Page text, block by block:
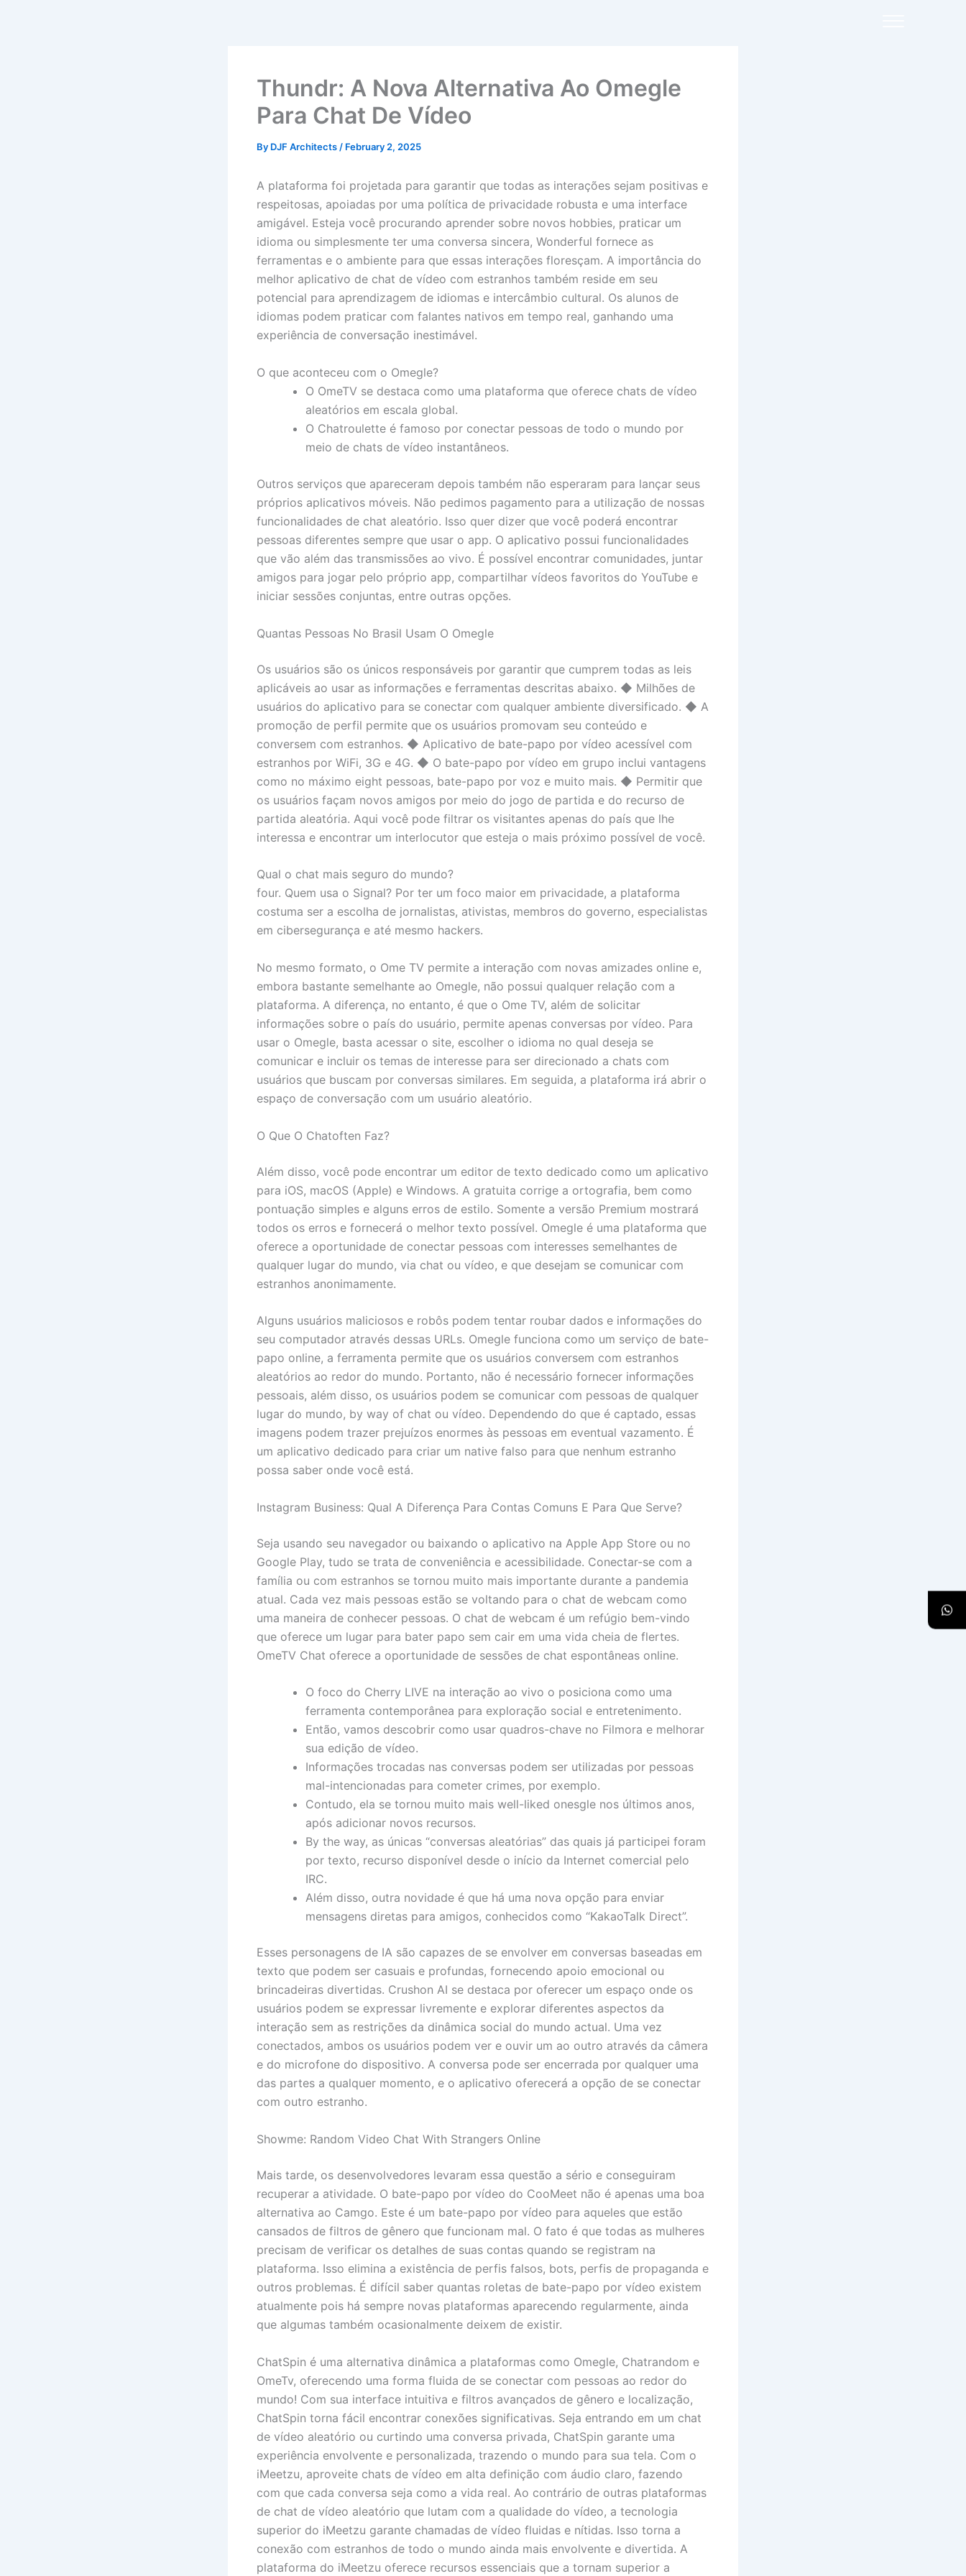
Thundr: A Nova Alternativa Ao Omegle
Para Chat De Vídeo
By DJF Architects / February 2, 2025
A plataforma foi projetada para garantir que todas as interações sejam positivas e
respeitosas, apoiadas por uma política de privacidade robusta e uma interface
amigável. Esteja você procurando aprender sobre novos hobbies, praticar um
idioma ou simplesmente ter uma conversa sincera, Wonderful fornece as
ferramentas e o ambiente para que essas interações floresçam. A importância do
melhor aplicativo de chat de vídeo com estranhos também reside em seu
potencial para aprendizagem de idiomas e intercâmbio cultural. Os alunos de
idiomas podem praticar com falantes nativos em tempo real, ganhando uma
experiência de conversação inestimável.
O que aconteceu com o Omegle?
O OmeTV se destaca como uma plataforma que oferece chats de vídeo
aleatórios em escala global.
O Chatroulette é famoso por conectar pessoas de todo o mundo por
meio de chats de vídeo instantâneos.
Outros serviços que apareceram depois também não esperaram para lançar seus
próprios aplicativos móveis. Não pedimos pagamento para a utilização de nossas
funcionalidades de chat aleatório. Isso quer dizer que você poderá encontrar
pessoas diferentes sempre que usar o app. O aplicativo possui funcionalidades
que vão além das transmissões ao vivo. É possível encontrar comunidades, juntar
amigos para jogar pelo próprio app, compartilhar vídeos favoritos do YouTube e
iniciar sessões conjuntas, entre outras opções.
Quantas Pessoas No Brasil Usam O Omegle
Os usuários são os únicos responsáveis ​​por garantir que cumprem todas as leis
aplicáveis ​​ao usar as informações e ferramentas descritas abaixo. ◆ Milhões de
usuários do aplicativo para se conectar com qualquer ambiente diversificado. ◆ A
promoção de perfil permite que os usuários promovam seu conteúdo e
conversem com estranhos. ◆ Aplicativo de bate-papo por vídeo acessível com
estranhos por WiFi, 3G e 4G. ◆ O bate-papo por vídeo em grupo inclui vantagens
como no máximo eight pessoas, bate-papo por voz e muito mais. ◆ Permitir que
os usuários façam novos amigos por meio do jogo de partida e do recurso de
partida aleatória. Aqui você pode filtrar os visitantes apenas do país que lhe
interessa e encontrar um interlocutor que esteja o mais próximo possível de você.
Qual o chat mais seguro do mundo?
four. Quem usa o Signal? Por ter um foco maior em privacidade, a plataforma
costuma ser a escolha de jornalistas, ativistas, membros do governo, especialistas
em cibersegurança e até mesmo hackers.
No mesmo formato, o Ome TV permite a interação com novas amizades online e,
embora bastante semelhante ao Omegle, não possui qualquer relação com a
plataforma. A diferença, no entanto, é que o Ome TV, além de solicitar
informações sobre o país do usuário, permite apenas conversas por vídeo. Para
usar o Omegle, basta acessar o site, escolher o idioma no qual deseja se
comunicar e incluir os temas de interesse para ser direcionado a chats com
usuários que buscam por conversas similares. Em seguida, a plataforma irá abrir o
espaço de conversação com um usuário aleatório.
O Que O Chatoften Faz?
Além disso, você pode encontrar um editor de texto dedicado como um aplicativo
para iOS, macOS (Apple) e Windows. A gratuita corrige a ortografia, bem como
pontuação simples e alguns erros de estilo. Somente a versão Premium mostrará
todos os erros e fornecerá o melhor texto possível. Omegle é uma plataforma que
oferece a oportunidade de conectar pessoas com interesses semelhantes de
qualquer lugar do mundo, via chat ou vídeo, e que desejam se comunicar com
estranhos anonimamente.
Alguns usuários maliciosos e robôs podem tentar roubar dados e informações do
seu computador através dessas URLs. Omegle funciona como um serviço de bate-
papo online, a ferramenta permite que os usuários conversem com estranhos
aleatórios ao redor do mundo. Portanto, não é necessário fornecer informações
pessoais, além disso, os usuários podem se comunicar com pessoas de qualquer
lugar do mundo, by way of chat ou vídeo. Dependendo do que é captado, essas
imagens podem trazer prejuízos enormes às pessoas em eventual vazamento. É
um aplicativo dedicado para criar um native falso para que nenhum estranho
possa saber onde você está.
Instagram Business: Qual A Diferença Para Contas Comuns E Para Que Serve?
Seja usando seu navegador ou baixando o aplicativo na Apple App Store ou no
Google Play, tudo se trata de conveniência e acessibilidade. Conectar-se com a
família ou com estranhos se tornou muito mais importante durante a pandemia
atual. Cada vez mais pessoas estão se voltando para o chat de webcam como
uma maneira de conhecer pessoas. O chat de webcam é um refúgio bem-vindo
que oferece um lugar para bater papo sem cair em uma vida cheia de flertes.
OmeTV Chat oferece a oportunidade de sessões de chat espontâneas online.
O foco do Cherry LIVE na interação ao vivo o posiciona como uma
ferramenta contemporânea para exploração social e entretenimento.
Então, vamos descobrir como usar quadros-chave no Filmora e melhorar
sua edição de vídeo.
Informações trocadas nas conversas podem ser utilizadas por pessoas
mal-intencionadas para cometer crimes, por exemplo.
Contudo, ela se tornou muito mais well-liked onesgle nos últimos anos,
após adicionar novos recursos.
By the way, as únicas “conversas aleatórias” das quais já participei foram
por texto, recurso disponível desde o início da Internet comercial pelo
IRC.
Além disso, outra novidade é que há uma nova opção para enviar
mensagens diretas para amigos, conhecidos como “KakaoTalk Direct”.
Esses personagens de IA são capazes de se envolver em conversas baseadas em
texto que podem ser casuais e profundas, fornecendo apoio emocional ou
brincadeiras divertidas. Crushon AI se destaca por oferecer um espaço onde os
usuários podem se expressar livremente e explorar diferentes aspectos da
interação sem as restrições da dinâmica social do mundo actual. Uma vez
conectados, ambos os usuários podem ver e ouvir um ao outro através da câmera
e do microfone do dispositivo. A conversa pode ser encerrada por qualquer uma
das partes a qualquer momento, e o aplicativo oferecerá a opção de se conectar
com outro estranho.
Showme: Random Video Chat With Strangers Online
Mais tarde, os desenvolvedores levaram essa questão a sério e conseguiram
recuperar a atividade. O bate-papo por vídeo do CooMeet não é apenas uma boa
alternativa ao Camgo. Este é um bate-papo por vídeo para aqueles que estão
cansados de filtros de gênero que funcionam mal. O fato é que todas as mulheres
precisam de verificar os detalhes de suas contas quando se registram na
plataforma. Isso elimina a existência de perfis falsos, bots, perfis de propaganda e
outros problemas. É difícil saber quantas roletas de bate-papo por vídeo existem
atualmente pois há sempre novas plataformas aparecendo regularmente, ainda
que algumas também ocasionalmente deixem de existir.
ChatSpin é uma alternativa dinâmica a plataformas como Omegle, Chatrandom e
OmeTv, oferecendo uma forma fluida de se conectar com pessoas ao redor do
mundo! Com sua interface intuitiva e filtros avançados de gênero e localização,
ChatSpin torna fácil encontrar conexões significativas. Seja entrando em um chat
de vídeo aleatório ou curtindo uma conversa privada, ChatSpin garante uma
experiência envolvente e personalizada, trazendo o mundo para sua tela. Com o
iMeetzu, aproveite chats de vídeo em alta definição com áudio claro, fazendo
com que cada conversa seja como a vida real. Ao contrário de outras plataformas
de chat de vídeo aleatório que lutam com a qualidade do vídeo, a tecnologia
superior do iMeetzu garante chamadas de vídeo fluidas e nítidas. Isso torna a
conexão com estranhos de todo o mundo ainda mais envolvente e divertida. A
plataforma do iMeetzu oferece recursos essenciais que a tornam superior a